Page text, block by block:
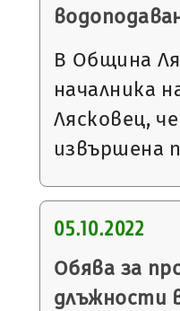
В Община
началника
Лясковец,
извършена
05.10.2022
Обява за
длъжности